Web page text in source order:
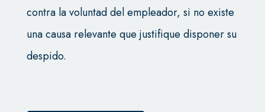
contra la voluntad del empleador, si no existe
una causa relevante que justifique disponer su
despido.